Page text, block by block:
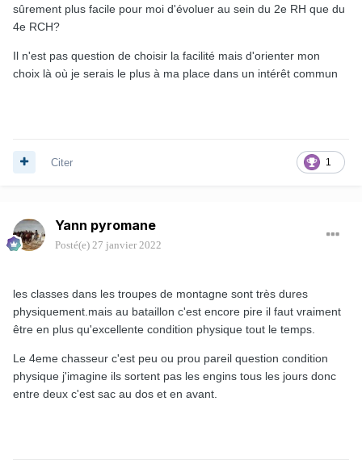
sûrement plus facile pour moi d'évoluer au sein du 2e RH que du
4e RCH?
Il n'est pas question de choisir la facilité mais d'orienter mon
choix là où je serais le plus à ma place dans un intérêt commun
1
Citer
Yann pyromane
Posté(e) 27 janvier 2022
les classes dans les troupes de montagne sont très dures
physiquement.mais au bataillon c'est encore pire il faut vraiment
être en plus qu'excellente condition physique tout le temps.
Le 4eme chasseur c'est peu ou prou pareil question condition
physique j'imagine ils sortent pas les engins tous les jours donc
entre deux c'est sac au dos et en avant.